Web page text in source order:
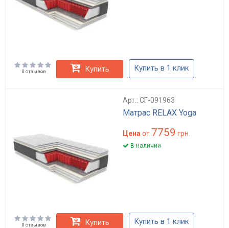
0 отзывов Купить Купить в 1 клик
Арт.: CF-091963
Матрас RELAX Yoga
Цена от 7759 грн.
В наличии
0 отзывов Купить Купить в 1 клик